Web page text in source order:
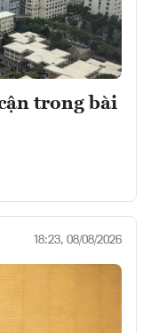
trong bài
18:23, 08/08/2026